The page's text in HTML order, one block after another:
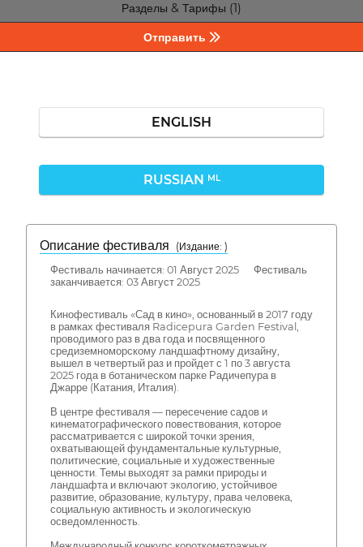
Разделы & Тарифы (1)
Отправить
ENGLISH
RUSSIAN ML
Описание фестиваля
( Издание: )
Фестиваль начинается: 01 Август 2025 Фестиваль
заканчивается: 03 Август 2025
Кинофестиваль «Сад в кино», основанный в 2017 году
в рамках фестиваля Radicepura Garden Festival,
проводимого раз в два года и посвященного
средиземноморскому ландшафтному дизайну,
вышел в четвертый раз и пройдет с 1 по 3 августа
2025 года в ботаническом парке Радичепура в
Джарре (Катания, Италия).
В центре фестиваля — пересечение садов и
кинематографического повествования, которое
рассматривается с широкой точки зрения,
охватывающей фундаментальные культурные,
политические, социальные и художественные
ценности. Темы выходят за рамки природы и
ландшафта и включают экологию, устойчивое
развитие, образование, культуру, права человека,
социальную активность и экологическую
осведомленность.